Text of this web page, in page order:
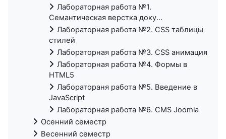
Лабораторная работа №1.
Семантическая верстка доку...
Лабораторная работа №2. CSS таблицы
стилей
Лабораторная работа №3. CSS анимация
Лабораторная работа №4. Формы в
HTML5
Лаборатораня работа №5. Введение в
JavaScript
Лабораторная работа №6. CMS Joomla
Осенний семестр
Весенний семестр